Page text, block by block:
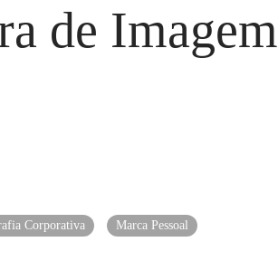
de Imagem
Corporativa Marca Pessoal